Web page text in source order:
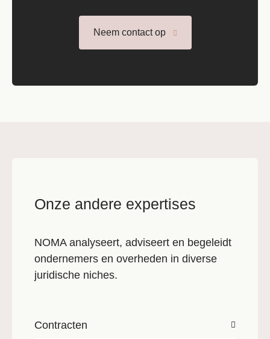
Neem contact op
Onze andere expertises
NOMA analyseert, adviseert en begeleidt
ondernemers en overheden in diverse
juridische niches.
Contracten